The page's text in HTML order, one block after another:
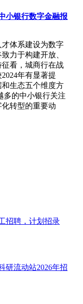
小银行数字金融报
体系建设为数字
力于构建开放、
看，城商行在战
年有显著提
生态五个维度方
多的中小银行关注
转型的重要动
招聘，计划招录
研流动站2026年招